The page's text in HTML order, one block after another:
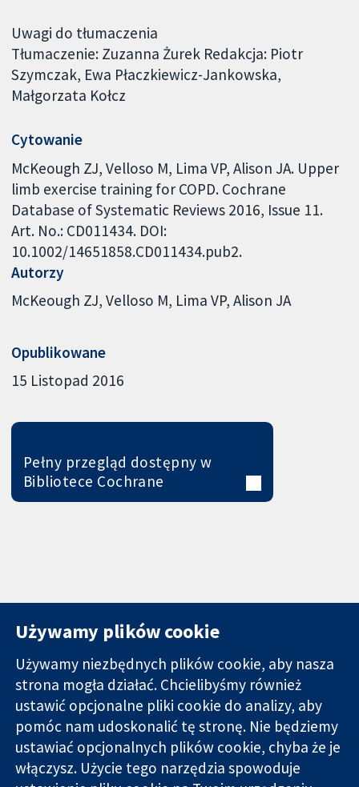
Uwagi do tłumaczenia
Tłumaczenie: Zuzanna Żurek Redakcja: Piotr
Szymczak, Ewa Płaczkiewicz-Jankowska,
Małgorzata Kołcz
Cytowanie
McKeough ZJ, Velloso M, Lima VP, Alison JA. Upper
limb exercise training for COPD. Cochrane
Database of Systematic Reviews 2016, Issue 11.
Art. No.: CD011434. DOI:
10.1002/14651858.CD011434.pub2.
Autorzy
McKeough ZJ Velloso M Lima VP Alison JA
Opublikowane
15 Listopad 2016
Pełny przegląd dostępny w
Bibliotece Cochrane
Wiarygodne dane
naukowe.
Świadome
decyzje.
11-13 Cavendish
Square
Londyn
W1G 0AN
Wielka Brytania
Kontakt
Nowości
Biuro
prasowe
O nas
Praca
Używamy plików cookie
Używamy niezbędnych plików cookie, aby nasza
strona mogła działać. Chcielibyśmy również
ustawić opcjonalne pliki cookie do analizy, aby
pomóc nam udoskonalić tę stronę. Nie będziemy
ustawiać opcjonalnych plików cookie, chyba że je
włączysz. Użycie tego narzędzia spowoduje